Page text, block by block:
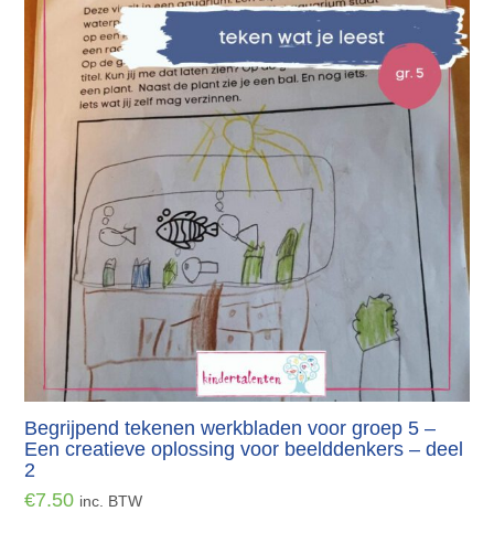
Begrijpend tekenen werkbladen voor groep 5 –
Een creatieve oplossing voor beelddenkers – deel
2
€7.50 inc. BTW